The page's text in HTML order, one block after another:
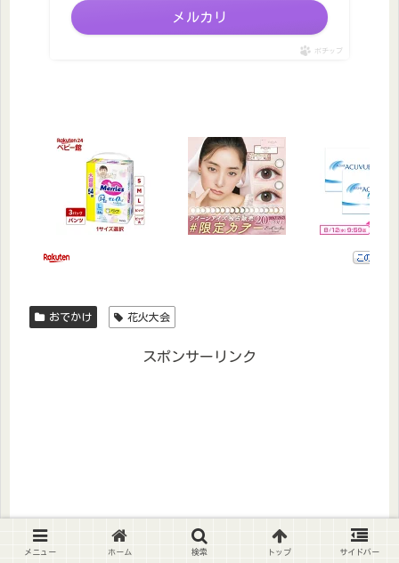
メルカリ
ポチップ
おでかけ 花火大会
スポンサーリンク
メニュー ホーム 検索 トップ サイドバー